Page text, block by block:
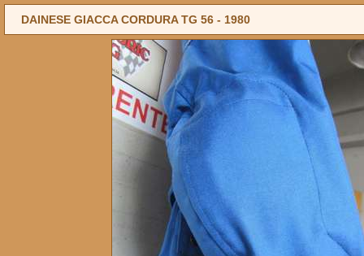
DAINESE GIACCA CORDURA TG 56 - 1980